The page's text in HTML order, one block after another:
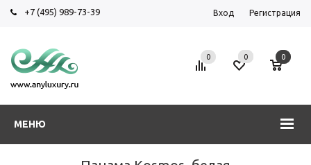
+7 (495) 989-73-39 Вход Регистрация
МЕНЮ
0 0 0